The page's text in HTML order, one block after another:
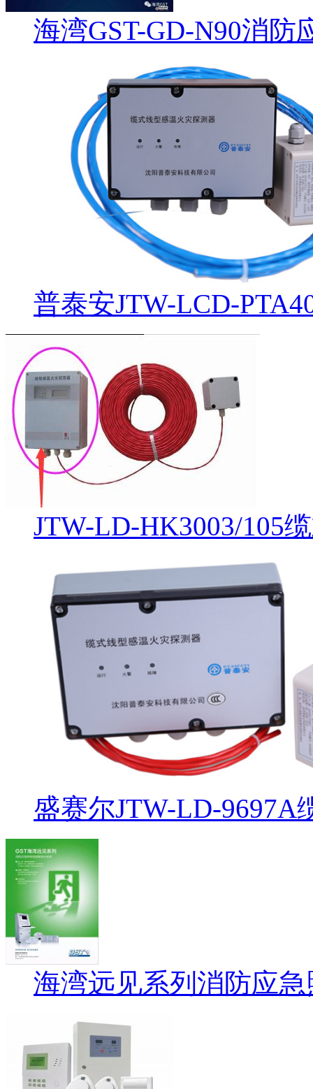
海湾GST-GD-N90消
普泰安JTW-LCD-
JTW-LD-HK3003/105
盛赛尔JTW-LD-9697A
海湾远见系列消防应